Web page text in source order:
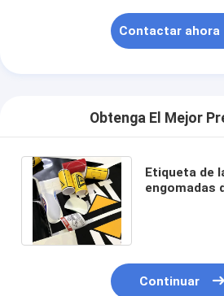
Contactar ahora
Obtenga El Mejor
Etiqueta de
engomadas
Continuar